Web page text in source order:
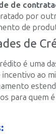
de
por
de
de
é uma
ao
para quem